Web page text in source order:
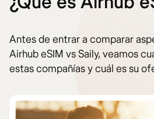
Antes de entrar a comparar
Airhub eSIM vs Saily, veamos
estas compañías y cuál es su